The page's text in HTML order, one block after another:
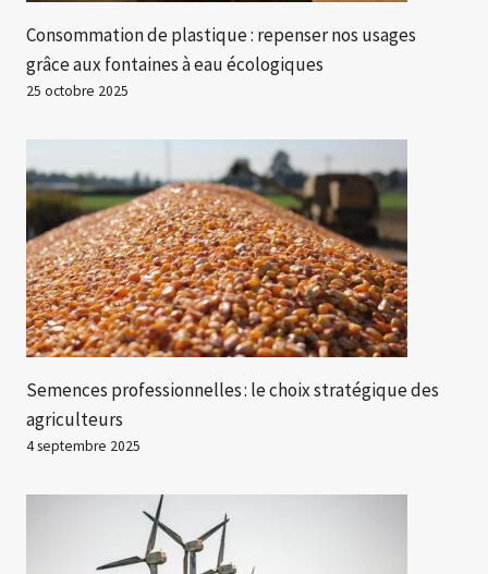
Consommation de plastique : repenser nos usages
grâce aux fontaines à eau écologiques
25 octobre 2025
Semences professionnelles : le choix stratégique des
agriculteurs
4 septembre 2025